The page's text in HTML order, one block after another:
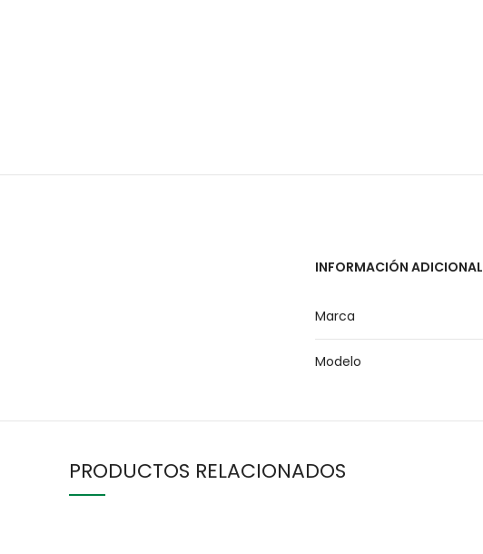
INFORMACIÓN ADICIONAL
Marca
Modelo
PRODUCTOS RELACIONADOS